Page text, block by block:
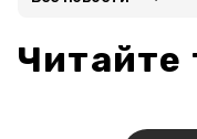
Читайте